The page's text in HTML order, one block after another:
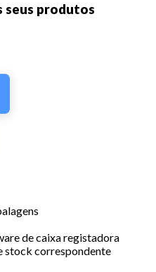
seus produtos
de caixa registadora
stock correspondente